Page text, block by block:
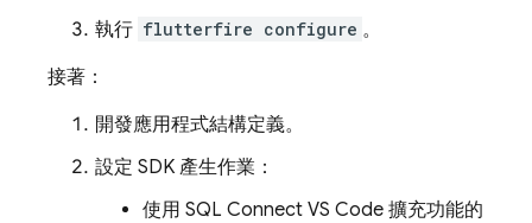
執行 flutterfire configure 。
接著：
開發應用程式結構定義。
設定 SDK 產生作業：
使用 SQL Connect VS Code 擴充功能的